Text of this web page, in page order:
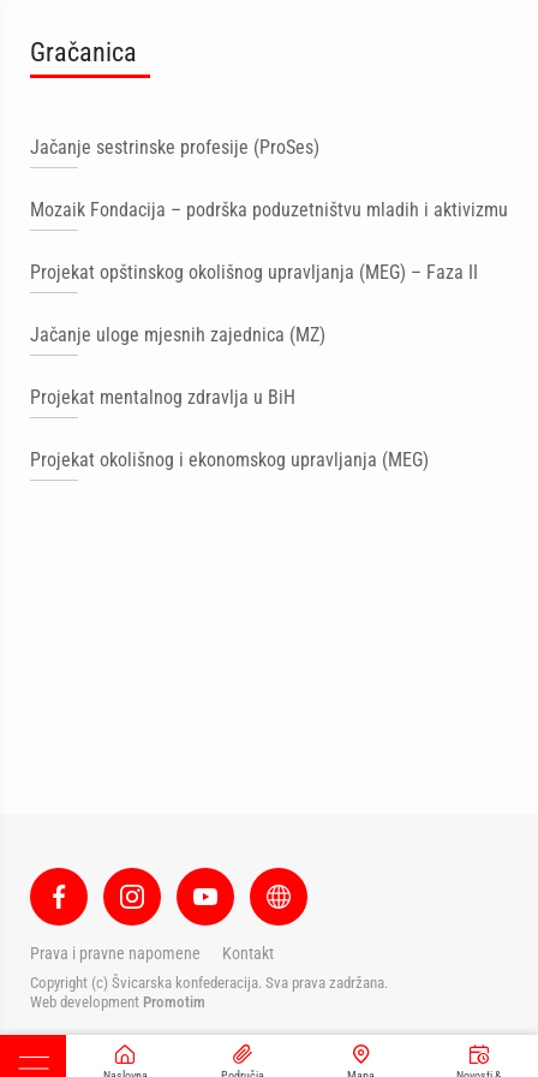
Gračanica
Jačanje sestrinske profesije (ProSes)
Mozaik Fondacija – podrška poduzetništvu mladih i aktivizmu
Projekat opštinskog okolišnog upravljanja (MEG) – Faza II
Jačanje uloge mjesnih zajednica (MZ)
Projekat mentalnog zdravlja u BiH
Projekat okolišnog i ekonomskog upravljanja (MEG)
Prava i pravne napomene Kontakt
Copyright (c) Švicarska konfederacija. Sva prava zadržana.
Web development Promotim